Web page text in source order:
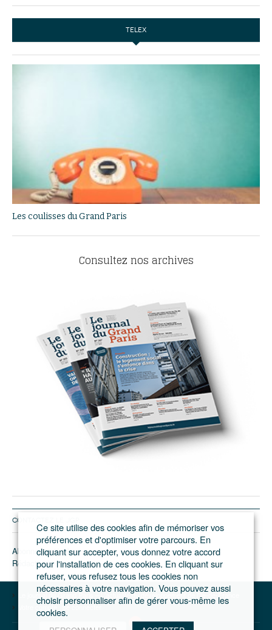
TELEX
Les coulisses du Grand Paris
Consultez nos archives
CONTACTEZ LE JGP
Abonnement/pub
Rédaction
Le journal du Grand Paris – L'actualité du développement de l'Ile-de-France
Votre compte
Se connecter
Ce site utilise des cookies afin de mémoriser vos
préférences et d'optimiser votre parcours. En
cliquant sur accepter, vous donnez votre accord
pour l'installation de ces cookies. En cliquant sur
refuser, vous refusez tous les cookies non
nécessaires à votre navigation. Vous pouvez aussi
choisir personnaliser afin de gérer vous-même les
cookies.